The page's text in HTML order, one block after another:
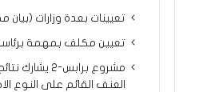
تعيينات بعدة وزارات (بيان
تعيين مكلف بمهمة
مشروع برابس-
العنف القائم على النوع